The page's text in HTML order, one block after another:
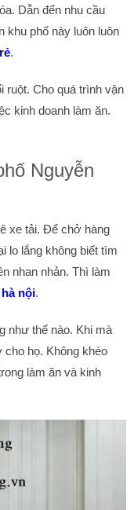
Dẫn đến nhu cầu
khu phố này luôn luôn
.
ruột. Cho quá trình vận
kinh doanh làm ăn.
Nguyễn
xe tải. Để chở hàng
lo lắng không biết tìm
nhan nhản. Thì làm
nội.
như thế nào. Khi mà
cho họ. Không khéo
làm ăn và kinh